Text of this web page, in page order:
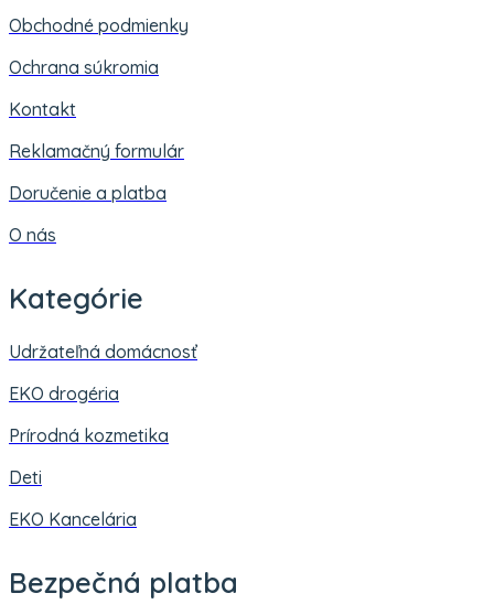
Obchodné podmienky
Ochrana súkromia
Kontakt
Reklamačný formulár
Doručenie a platba
O nás
Kategórie
Udržateľná domácnosť
EKO drogéria
Prírodná kozmetika
Deti
EKO Kancelária
Bezpečná platba